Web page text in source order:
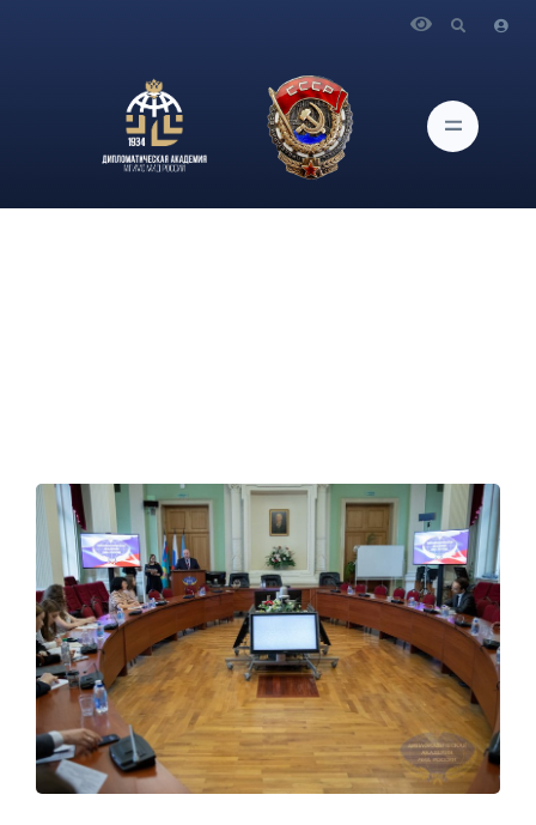
проведена программа профессионального развития
«Дипломатический протокол» для сотрудников МИД России